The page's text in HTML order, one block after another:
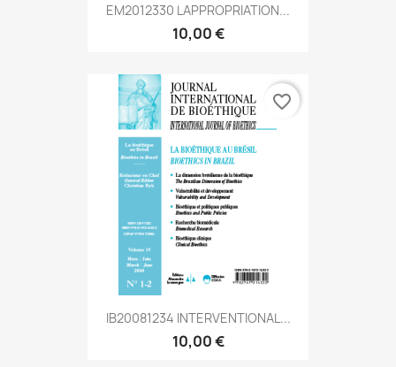
EM2012330 LAPPROPRIATION...
10,00 €
IB20081234 INTERVENTIONAL...
10,00 €
favorite_border